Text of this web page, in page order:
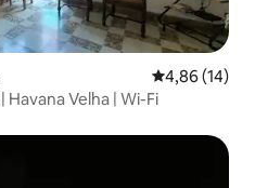
4,86 de uma
4,86 (14)
Velha | Wi-Fi